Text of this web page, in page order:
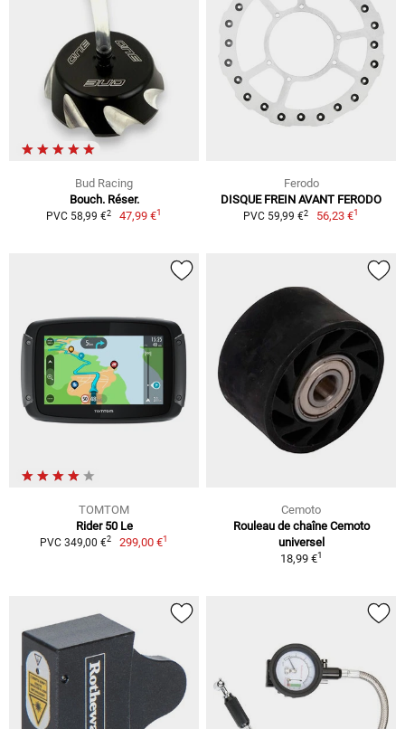
Bud Racing
Bouch. Réser.
PVC 58,99 €2 47,99 €1
Ferodo
DISQUE FREIN AVANT FERODO
PVC 59,99 €2 56,23 €1
TOMTOM
Rider 50 Le
PVC 349,00 €2 299,00 €1
Cemoto
Rouleau de chaîne Cemoto
universel
18,99 €1